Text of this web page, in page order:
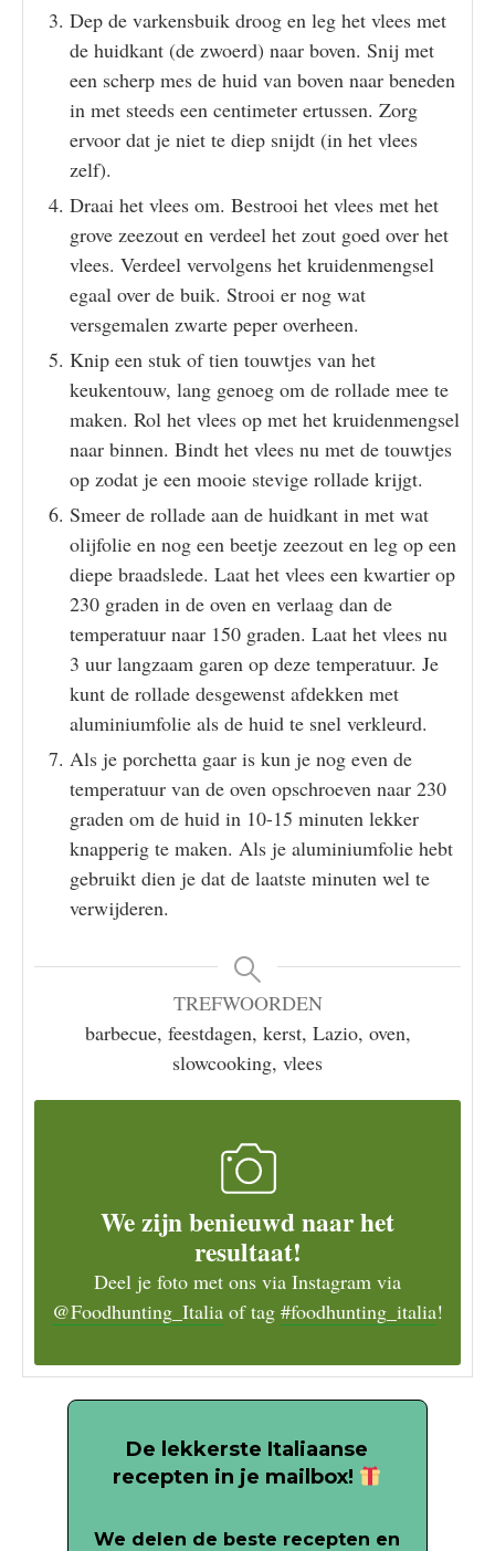
Dep de varkensbuik droog en leg het vlees met
de huidkant (de zwoerd) naar boven. Snij met
een scherp mes de huid van boven naar beneden
in met steeds een centimeter ertussen. Zorg
ervoor dat je niet te diep snijdt (in het vlees
zelf).
Draai het vlees om. Bestrooi het vlees met het
grove zeezout en verdeel het zout goed over het
vlees. Verdeel vervolgens het kruidenmengsel
egaal over de buik. Strooi er nog wat
versgemalen zwarte peper overheen.
Knip een stuk of tien touwtjes van het
keukentouw, lang genoeg om de rollade mee te
maken. Rol het vlees op met het kruidenmengsel
naar binnen. Bindt het vlees nu met de touwtjes
op zodat je een mooie stevige rollade krijgt.
Smeer de rollade aan de huidkant in met wat
olijfolie en nog een beetje zeezout en leg op een
diepe braadslede. Laat het vlees een kwartier op
230 graden in de oven en verlaag dan de
temperatuur naar 150 graden. Laat het vlees nu
3 uur langzaam garen op deze temperatuur. Je
kunt de rollade desgewenst afdekken met
aluminiumfolie als de huid te snel verkleurd.
Als je porchetta gaar is kun je nog even de
temperatuur van de oven opschroeven naar 230
graden om de huid in 10-15 minuten lekker
knapperig te maken. Als je aluminiumfolie hebt
gebruikt dien je dat de laatste minuten wel te
verwijderen.
TREFWOORDEN
barbecue, feestdagen, kerst, Lazio, oven,
slowcooking, vlees
We zijn benieuwd naar het
resultaat!
Deel je foto met ons via Instagram via
@Foodhunting_Italia of tag #foodhunting_italia!
De lekkerste Italiaanse
recepten in je mailbox!
We delen de beste recepten en